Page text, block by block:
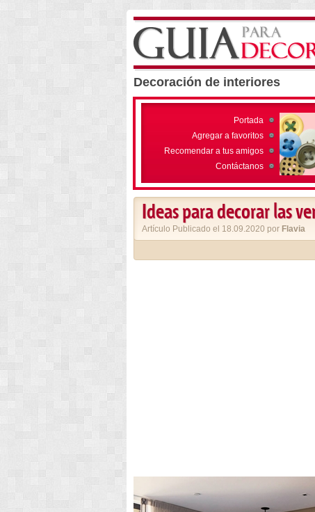
Decoración de interiores
Portada
Agregar a favoritos
Recomendar a tus amigos
Contáctanos
Ideas para decorar las
Artículo Publicado el 18.09.2020 por Flavia